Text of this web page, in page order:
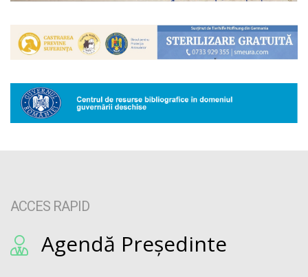
ACCES RAPID
Agendă Președinte